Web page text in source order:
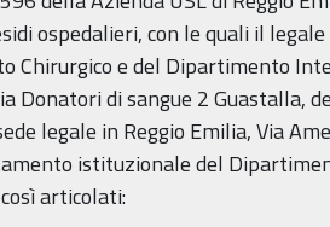
ospedalieri, con le quali il
Chirurgico e del Dipartimento
Donatori di sangue 2 Guastalla,
legale in Reggio Emilia, Via
istituzionale del
articolati: